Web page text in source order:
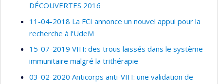
DÉCOUVERTES 2016
11-04-2018 La FCI annonce un nouvel appui pour la
recherche à l’UdeM
15-07-2019 VIH: des trous laissés dans le système
immunitaire malgré la trithérapie
03-02-2020 Anticorps anti-VIH: une validation de